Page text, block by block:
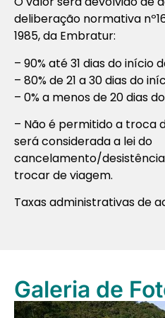
deliberação normativa
1985, da Embratur:
– 90% até 31 dias do início
– 80% de 21 a 30 dias do
– 0% a menos de 20 dias
– Não é permitido a troca
será considerada a lei do
cancelamento/
trocar de viagem.
Taxas administrativas de
Galeria de